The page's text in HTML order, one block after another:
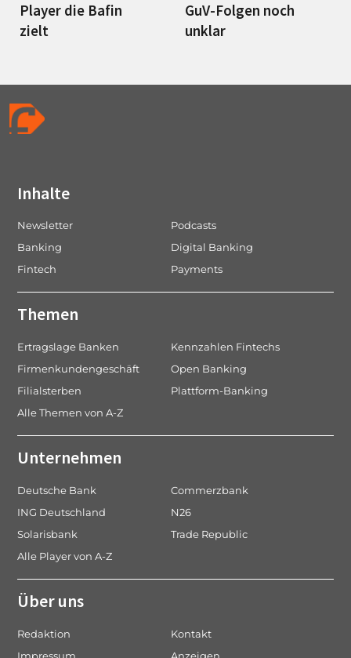
Player die Bafin
zielt
GuV-Folgen noch
unklar
Inhalte
Newsletter
Podcasts
Banking
Digital Banking
Fintech
Payments
Themen
Ertragslage Banken
Kennzahlen Fintechs
Firmenkundengeschäft
Open Banking
Filialsterben
Plattform-Banking
Alle Themen von A-Z
Unternehmen
Deutsche Bank
Commerzbank
ING Deutschland
N26
Solarisbank
Trade Republic
Alle Player von A-Z
Über uns
Redaktion
Kontakt